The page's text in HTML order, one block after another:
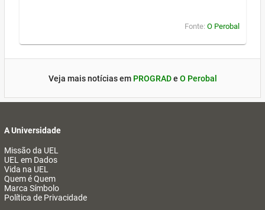
Fonte: O Perobal
Veja mais notícias em PROGRADe O Perobal
A Universidade
Missão da UEL
UEL em Dados
Vida na UEL
Quem é Quem
Marca Símbolo
Política de Privacidade